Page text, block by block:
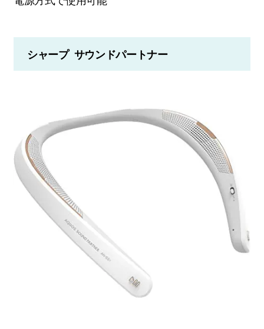
シャープ サウンドパートナー